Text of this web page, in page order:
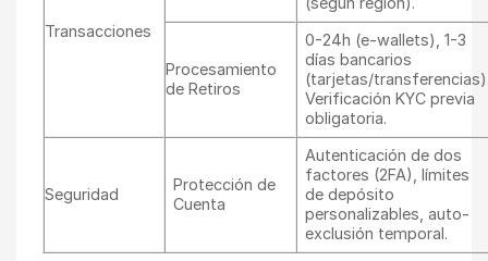
Transacciones
Procesamiento
de Retiros
0-24h (e-wallets), 1-3
días bancarios
(tarjetas/
Verificación KYC previa
obligatoria.
Seguridad
Protección de
Cuenta
Autenticación de dos
factores (2FA), límites
de depósito
personalizables, auto-
exclusión temporal.